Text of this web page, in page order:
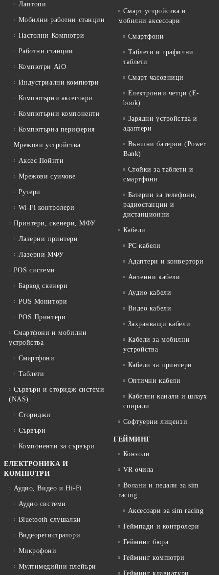
Лаптопи
Мобилни работни станции
Настолни Компютри
Работни станции
Компютри AiO
Индустриални компютри
Компютърни аксесоари
Компютърни компоненти
Компютърна периферия
Мрежови устройства
Аксес Пойнти
Мрежови суичове
Рутери
Wi-Fi контролери
Принтери, скенери, МФУ
Лазерни принтери
Лазерни МФУ
POS системи
Баркод скенери
POS Монитори
POS Принтери
Смартфони и мобилни
устройства
Смартфони
Таблети
Сървъри и сторидж системи
(NAS)
Сториджи
Сървъри
Компоненти за сървъри
ЕЛЕКТРОНИКА И
КОМПЮТРИ
Аудио, Видео и Hi-Fi
Аудио системи
Bluetooth слушалки
Видеорегистратори
Микрофони
Мултимедийни плейъри
Смарт устройства и
мобилни аксесоари
Смартфони
Таблети и графични
таблети
Смарт часовници
Електронни четци (E-
book)
Зарядни устройства и
адаптери
Външни батерии (Power
Bank)
Стойки за таблети и
смартфони
Батерии за телефони,
радиостанции и
дистанционни
Кабели
PC кабели
Адаптери и конвертори
Антенни кабели
Аудио кабели
Видео кабели
Захранващи кабели
Кабели за мобилни
устройства
Кабели за принтери
Оптични кабели
Кабелни канали и шлаух
спирали
Софтуерни лицензи
ГЕЙМИНГ
Конзоли
VR очила
Волани и педали за sim
racing
Аксесоари за sim racing
Геймпади и контролери
Гейминг бюра
Гейминг компютри
Гейминг клавиатури